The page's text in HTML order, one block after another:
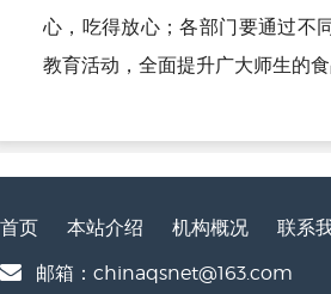
心，吃得放心；各部门要通过不
教育活动，全面提升广大师生的食
首页 本站介绍 机构概况
联系
邮箱：chinaqsnet@163.com